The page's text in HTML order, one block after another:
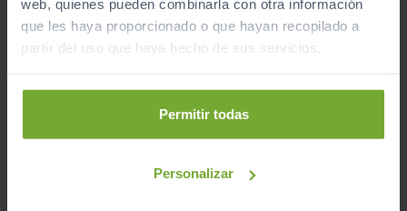
web, quienes pueden combinarla con otra información
que les haya proporcionado o que hayan recopilado a
partir del uso que haya hecho de sus servicios.
Permitir todas
Personalizar